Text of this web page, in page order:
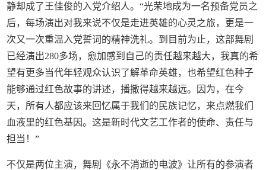
静却成了王佳俊的入党介绍人。“光荣地成为一名预备党员之
后，每场演出对我来说不仅是走进英雄的心灵之旅，更是一
次又一次重温入党誓词的精神洗礼。到目前为止，这部舞剧
已经演出280多场，愈加感到自己的责任越来越大，我真的希
望有更多当代年轻观众认识了解革命英雄，也希望红色种子
能够通过红色故事的讲述，播撒得越来越远。因为，在今
天，所有人都应该来回忆属于我们的民族记忆，来点燃我们
血液里的红色基因。这是新时代文艺工作者的使命、责任与
担当！”
不仅是两位主演，舞剧《永不消逝的电波》让所有的参演者